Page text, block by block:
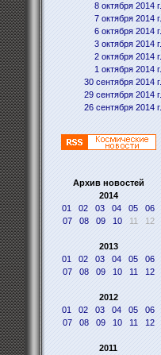
8 октября 2014 г.
7 октября 2014 г.
6 октября 2014 г.
3 октября 2014 г.
2 октября 2014 г.
1 октября 2014 г.
30 сентября 2014 г.
29 сентября 2014 г.
26 сентября 2014 г.
Архив новостей
2014
01
02 03 04 05
06
07
08 09 10 11 12
2013
01
02 03 04 05
06
07
08 09 10 11 12
2012
01
02 03 04 05
06
07
08 09 10 11 12
2011